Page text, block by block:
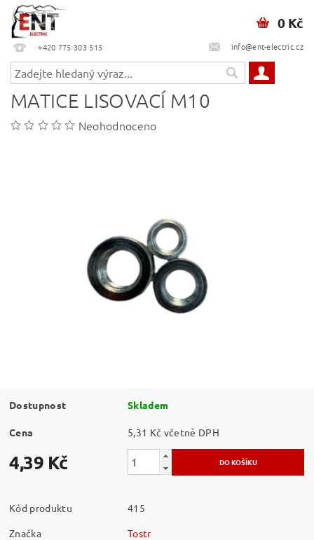
+420 775 303 515 info@ent-electric.cz
0 Kč
MATICE LISOVACÍ M10
Neohodnoceno
Dostupnost Skladem
Cena 5,31 Kč včetně DPH
4,39 Kč
Kód produktu
415
Značka
Tostr